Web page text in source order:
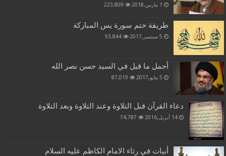
1 مارس,2018 223,809
طريقة ختم سورة يس المباركة
5 سبتمبر,2017 93,844
أجمل ما قيل في السيد حسن نصر الله
5 مايو,2017 87,019
دعاء القرآن قبل التلاوة وعند التلاوة وبعد التلاوة
14 أبريل,2016 74,787
أبيات في رثاء الامام الكاظم عليه السلام